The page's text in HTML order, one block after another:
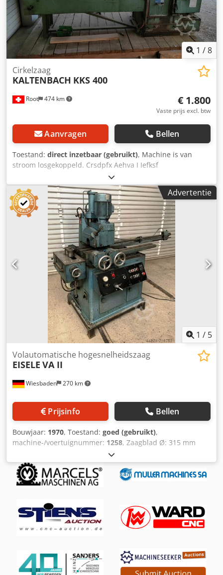
1 /8
Root 474 km
Cirkelzaag
KALTENBACH KKS 400
€ 1.800
Vaste prijs excl. btw
Aanvragen Bellen
Toestand: direct inzetbaar (gebruikt), Machine is van
stroom losgekoppeld. Crsdpfx Aehva I Iefksf
Advertentie
1 / 5
Wiesbaden 270 km
Volautomatische hogesnelheidszaag
EISELE VA II
Prijsinfo Bellen
Bouwjaar: 1970, Toestand: goed (gebruikt),
machine-/voertuignummer: 1258, Zaagblad Ø: 315 mm
Crsdpfjh I Dvnox Afkef Snijbereik bij 90° rond: 90 mm
Snijbereik vierkant 90°: 80 x 80 mm Snijsnelheden: 12,5 -
25 m/min Voedersnelheden: hydropneumatisch, traploos
Afsnijdlengte: 5 - 1580 mm Zaagaandrijving: 380 V, 1,8/2,5